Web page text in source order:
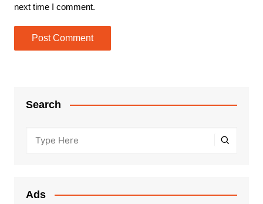
next time I comment.
Search
Ads